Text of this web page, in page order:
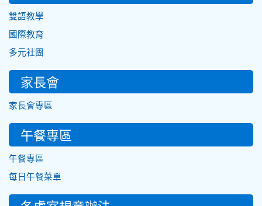
雙語教學
國際教育
多元社團
家長會
家長會專區
午餐專區
午餐專區
每日午餐菜單